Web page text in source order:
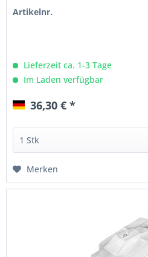
Artikelnr.
Lieferzeit ca. 1-3 Tage
Im Laden verfügbar
36,30 € *
Merken